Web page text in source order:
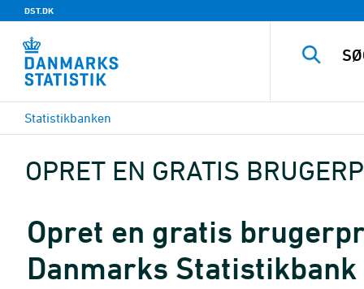
DST.DK
Statistikbanken
OPRET EN GRATIS
Opret en gratis
Danmarks Statistikbank